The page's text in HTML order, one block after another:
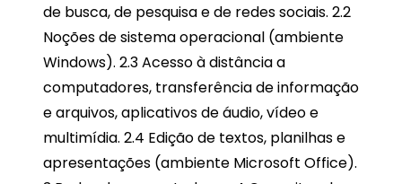
de busca, de pesquisa e de redes sociais. 2.2
Noções de sistema operacional (ambiente
Windows). 2.3 Acesso à distância a
computadores, transferência de informação
e arquivos, aplicativos de áudio, vídeo e
multimídia. 2.4 Edição de textos, planilhas e
apresentações (ambiente Microsoft Office).